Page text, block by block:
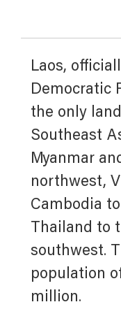
Laos,
Democratic
the only
Southeast
Myanmar
northwest,
Cambodia
Thailand to
southwest.
population
million.